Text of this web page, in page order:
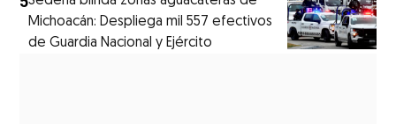
Michoacán: Despliega mil 557 efectivos
de Guardia Nacional y Ejército